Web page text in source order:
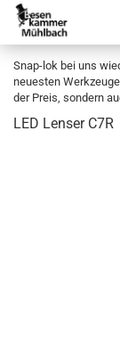
Snap-lok bei uns
neuesten
der Preis, sondern
LED Len­ser C7R